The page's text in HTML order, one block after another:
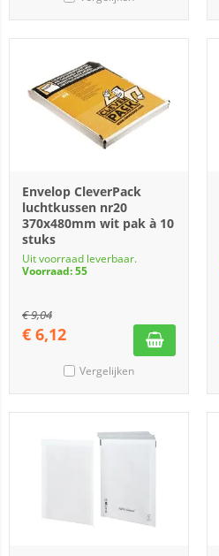
Envelop CleverPack
luchtkussen nr20
370x480mm wit pak à 10
stuks
Uit voorraad leverbaar.
Voorraad: 55
€9,04
€ 6,12
Vergelijken